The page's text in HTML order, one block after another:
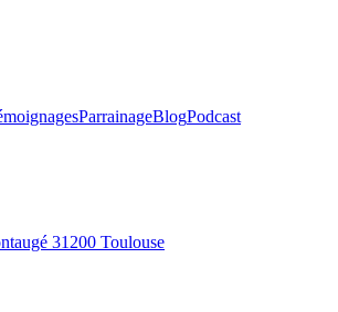
ParrainageBlogPodcast
31200 Toulouse